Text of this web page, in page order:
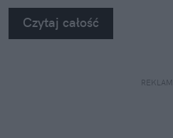
na własne oczy zobaczyć,
sobie z takimi
Czytaj całość